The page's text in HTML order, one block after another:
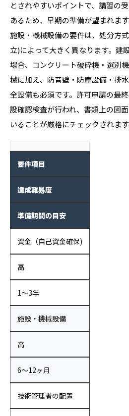
とされやすいポイントで、講習の
あるため、早期の準備が望まれます
施設・機械設備の要件は、処分方
立)によって大きく異なります。建
場合、コンクリート破砕機・選別
械に加え、防音壁・防塵設備・排
全設備も必須です。許可申請の最
設確認検査が行われ、書類上の図
いることが厳格にチェックされます
要件項目
達成難易度
準備期間の目安
資金（自己資金確保)
高
1〜3年
施設・機械設備
高
6〜12ヶ月
技術管理者の配置